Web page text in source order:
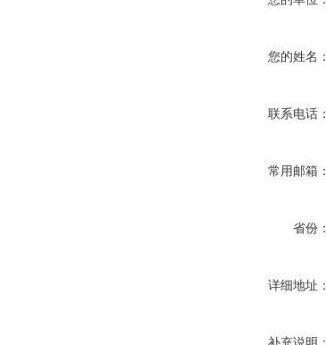
您的姓名：
联系电话：
常用邮箱：
省份：
详细地址：